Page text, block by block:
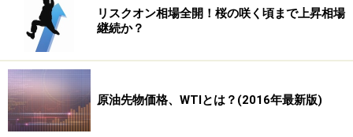
されているドバイ(DFM：Dubai Financial Market)に、個
人投資家が挑むための、日本で初めてのドバイ株投資の
本格的なマニュアル本になります。
また、発売日前6月3日～6日の間に、amazon予約キャン
ペーンを行います。もしご購入される方は、6月3日～6
リスクオン相場全開！桜の咲く頃まで上昇相場
継続か？
原油先物価格、WTIとは？(2016年最新版)